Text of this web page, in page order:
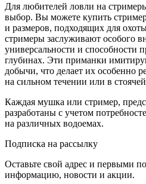
Для любителей ловли на
выбор. Вы можете купить
и размеров, подходящих для
стримеры заслуживают особого
универсальности и способности
глубинах. Эти приманки
добычи, что делает их особенно
на сильном течении или в
Каждая мушка или стример,
разработаны с учетом
на различных водоемах.
Подписка на рассылку
Оставьте свой адрес и первыми
информацию, новости и акции.